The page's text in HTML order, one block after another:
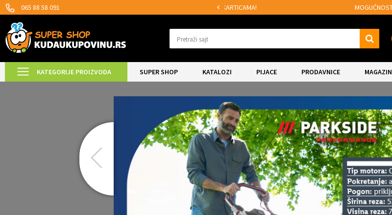
065 88 58 091 MOGUĆNOST BESPLATNE ISPORUKE!
Pretraži sajt
KATEGORIJE PROIZVODA SUPER SHOP KATALOZI PIJACE PRODAVNICE MAGAZIN